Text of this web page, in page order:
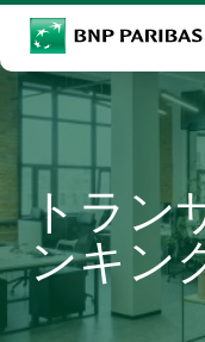
BNP Paribas
検索ワードを入力
トラン
ンキン